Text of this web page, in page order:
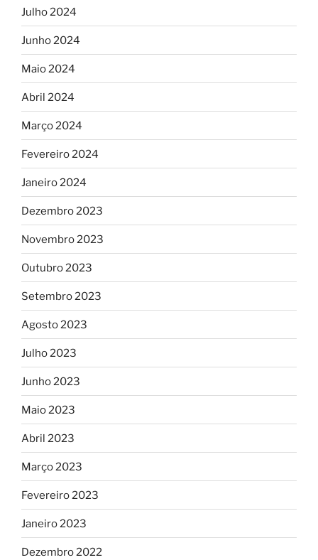
Julho 2024
Junho 2024
Maio 2024
Abril 2024
Março 2024
Fevereiro 2024
Janeiro 2024
Dezembro 2023
Novembro 2023
Outubro 2023
Setembro 2023
Agosto 2023
Julho 2023
Junho 2023
Maio 2023
Abril 2023
Março 2023
Fevereiro 2023
Janeiro 2023
Dezembro 2022